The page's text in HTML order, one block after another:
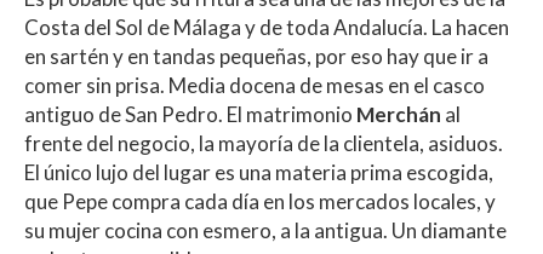
Costa del Sol de Málaga y de toda Andalucía. La hacen
en sartén y en tandas pequeñas, por eso hay que ir a
comer sin prisa. Media docena de mesas en el casco
antiguo de San Pedro. El matrimonio Merchán al
frente del negocio, la mayoría de la clientela, asiduos.
El único lujo del lugar es una materia prima escogida,
que Pepe compra cada día en los mercados locales, y
su mujer cocina con esmero, a la antigua. Un diamante